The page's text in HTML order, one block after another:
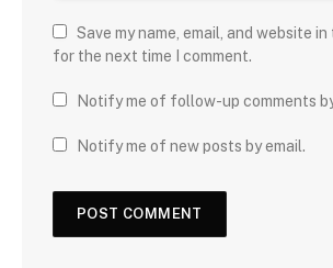
Save my name, email, and website
for the next time I comment.
Notify me of follow-up comments
Notify me of new posts by email.